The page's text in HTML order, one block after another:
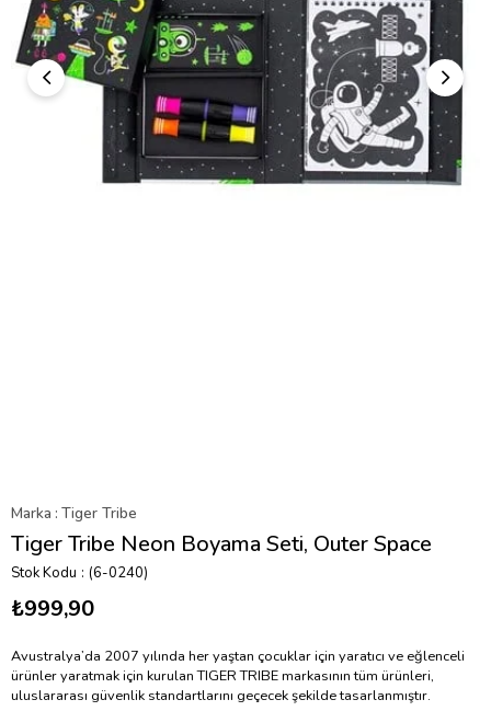
Marka : Tiger Tribe
Tiger Tribe Neon Boyama Seti, Outer Space
Stok Kodu (6-0240)
₺999,90
Avustralya’da 2007 yılında her yaştan çocuklar için yaratıcı ve eğlenceli
ürünler yaratmak için kurulan TIGER TRIBE markasının tüm ürünleri,
uluslararası güvenlik standartlarını geçecek şekilde tasarlanmıştır.